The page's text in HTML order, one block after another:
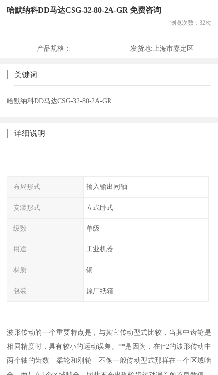
哈默纳科DD马达CSG-32-80-2A-GR 免费咨询
浏览次数： 82次
产品规格： 发货地: 上海市嘉定区
关键词
哈默纳科DD马达CSG-32-80-2A-GR
详细说明
布局形式 输入输出同轴
安装形式 立式卧式
级数 单级
用途 工业机器
材质 钢
包装 原厂纸箱
波形传动的一个重要特点是，与其它传动型式比较，当其中齿轮是
相同精度时，具有较小的运动误差。**是因为，在j=2的波形传动中
两个轴的齿数—柔轮和刚轮—不像一般传动型式那样在一个区域啮